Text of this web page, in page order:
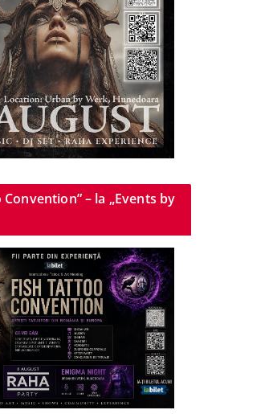
Convention” – la „Events by